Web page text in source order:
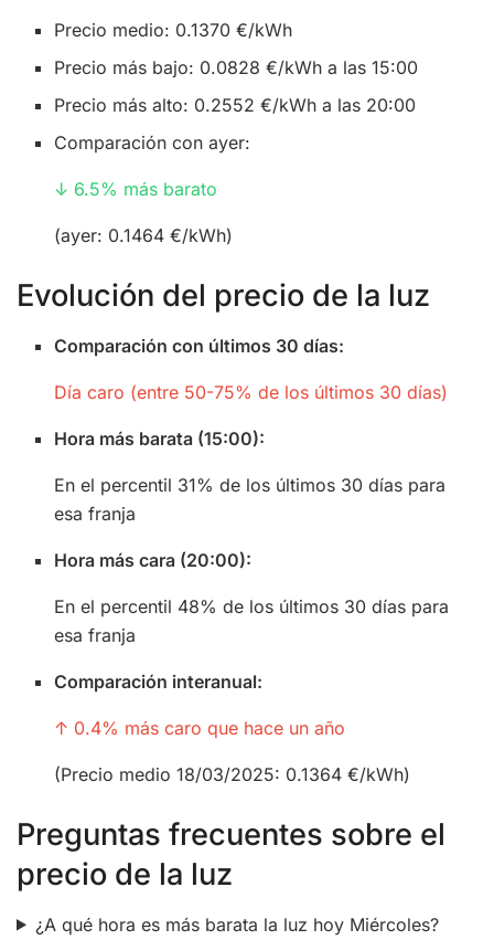
Precio medio: 0.1370 €/kWh
Precio más bajo: 0.0828 €/kWh a las 15:00
Precio más alto: 0.2552 €/kWh a las 20:00
Comparación con ayer:
↓ 6.5% más barato
(ayer: 0.1464 €/kWh)
Evolución del precio de la luz
Comparación con últimos 30 días:
Día caro (entre 50-75% de los últimos 30 días)
Hora más barata (15:00):
En el percentil 31% de los últimos 30 días para
esa franja
Hora más cara (20:00):
En el percentil 48% de los últimos 30 días para
esa franja
Comparación interanual:
↑ 0.4% más caro que hace un año
(Precio medio 18/03/2025: 0.1364 €/kWh)
Preguntas frecuentes sobre el
precio de la luz
¿A qué hora es más barata la luz hoy Miércoles?